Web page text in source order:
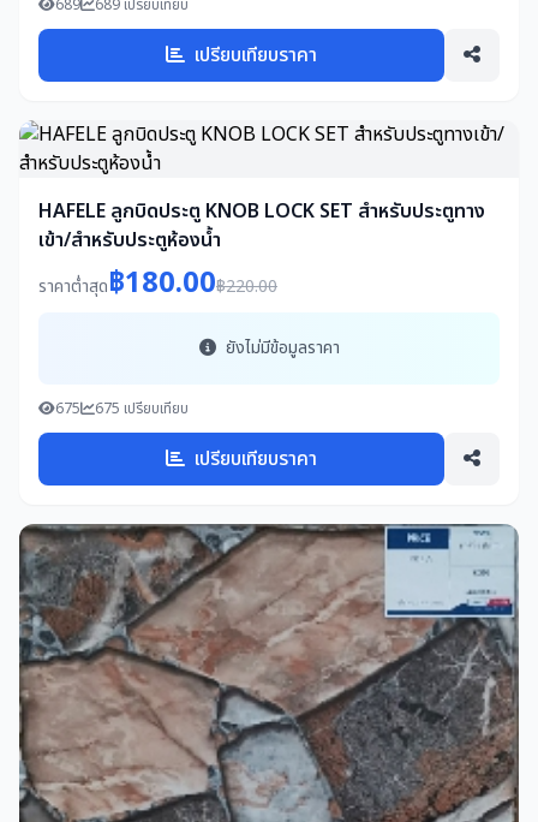
689 689 เปรียบเทียบ
เปรียบเทียบราคา
HAFELE ลูกบิดประตู KNOB LOCK SET สำหรับประตูทาง
เข้า/สำหรับประตูห้องน้ำ
ราคาต่ำสุด฿180.00฿220.00
ยังไม่มีข้อมูลราคา
675 675 เปรียบเทียบ
เปรียบเทียบราคา